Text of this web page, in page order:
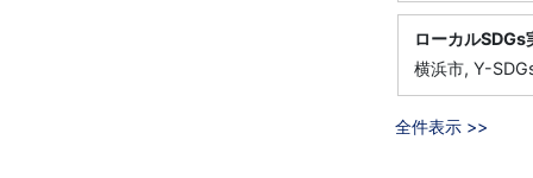
ローカルSDGs
横浜市, Y-
全件表示 >>